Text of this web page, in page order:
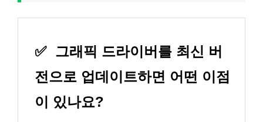
✅ 그래픽 드라이버를 최신 버
전으로 업데이트하면 어떤 이점
이 있나요?